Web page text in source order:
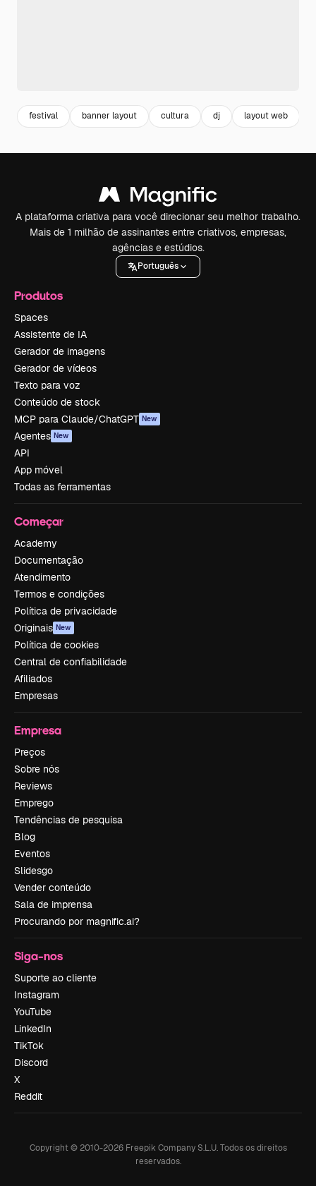
festival banner layout cultura dj layout web
A plataforma criativa para você direcionar seu melhor trabalho.
Mais de 1 milhão de assinantes entre criativos, empresas,
agências e estúdios.
Português
Produtos
Spaces
Assistente de IA
Gerador de imagens
Gerador de vídeos
Texto para voz
Conteúdo de stock
MCP para Claude/ChatGPT New
Agentes New
API
App móvel
Todas as ferramentas
Começar
Academy
Documentação
Atendimento
Termos e condições
Política de privacidade
Originais New
Política de cookies
Central de confiabilidade
Afiliados
Empresas
Empresa
Preços
Sobre nós
Reviews
Emprego
Tendências de pesquisa
Blog
Eventos
Slidesgo
Vender conteúdo
Sala de imprensa
Procurando por magnific.ai?
Siga-nos
Suporte ao cliente
Instagram
YouTube
LinkedIn
TikTok
Discord
X
Reddit
Copyright © 2010-2026Freepik Company S.L.U. Todos os direitos
reservados.